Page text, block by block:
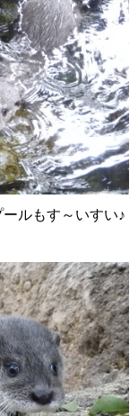
ルもす～いすい♪